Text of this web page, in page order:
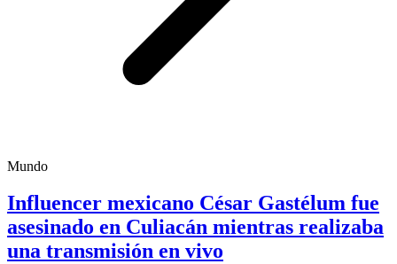
Mundo
Influencer mexicano César Gastélum fue
asesinado en Culiacán mientras realizaba
una transmisión en vivo